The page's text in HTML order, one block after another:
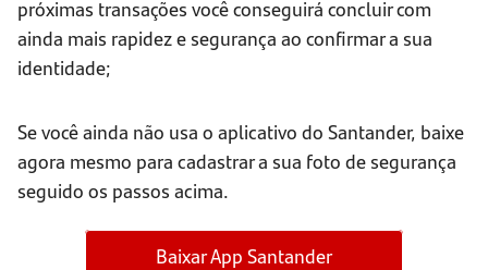
próximas transações você conseguirá concluir com
ainda mais rapidez e segurança ao confirmar a sua
identidade;
Se você ainda não usa o aplicativo do Santander, baixe
agora mesmo para cadastrar a sua foto de segurança
seguido os passos acima.
Baixar App Santander